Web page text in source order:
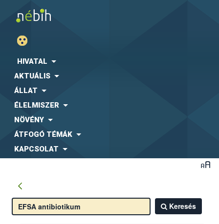
HIVATAL
AKTUÁLIS
ÁLLAT
ÉLELMISZER
NÖVÉNY
ÁTFOGÓ TÉMÁK
KAPCSOLAT
Keresés